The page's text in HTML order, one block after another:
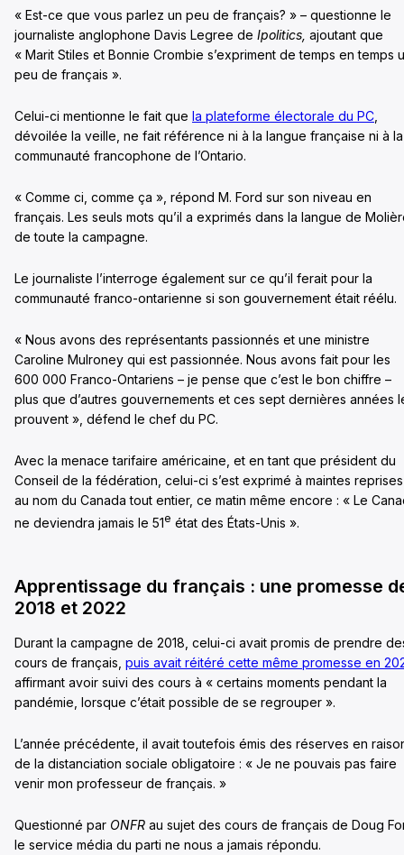
« Est-ce que vous parlez un peu de français? » – questionne le
journaliste anglophone Davis Legree de Ipolitics, ajoutant que
« Marit Stiles et Bonnie Crombie s’expriment de temps en temps
peu de français ».
Celui-ci mentionne le fait que la plateforme électorale du PC
dévoilée la veille, ne fait référence ni à la langue française ni à la
communauté francophone de l’Ontario.
« Comme ci, comme ça », répond M. Ford sur son niveau en
français. Les seuls mots qu’il a exprimés dans la langue de
de toute la campagne.
Le journaliste l’interroge également sur ce qu’il ferait pour la
communauté franco-ontarienne si son gouvernement était réélu.
« Nous avons des représentants passionnés et une ministre
Caroline Mulroney qui est passionnée. Nous avons fait pour les
600 000 Franco-Ontariens – je pense que c’est le bon chiffre –
plus que d’autres gouvernements et ces sept dernières années
prouvent », défend le chef du PC.
Avec la menace tarifaire américaine, et en tant que président du
Conseil de la fédération, celui-ci s’est exprimé à maintes reprises
au nom du Canada tout entier, ce matin même encore : « Le
ne deviendra jamais le 51e état des États-Unis ».
Apprentissage du français : une promesse
2018 et 2022
Durant la campagne de 2018, celui-ci avait promis de prendre
cours de français, puis avait réitéré cette même promesse en
affirmant avoir suivi des cours à « certains moments pendant la
pandémie, lorsque c’était possible de se regrouper ».
L’année précédente, il avait toutefois émis des réserves en
de la distanciation sociale obligatoire : « Je ne pouvais pas faire
venir mon professeur de français. »
Questionné par ONFR au sujet des cours de français de Doug
le service média du parti ne nous a jamais répondu.